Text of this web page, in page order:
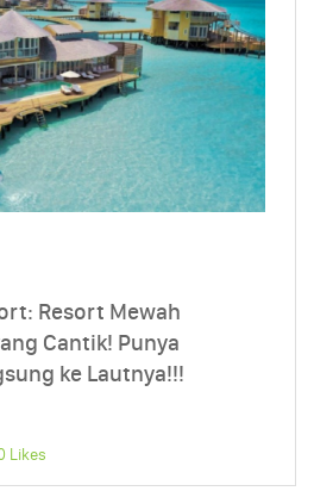
Resort Mewah
Cantik! Punya
ke Lautnya!!!
Likes